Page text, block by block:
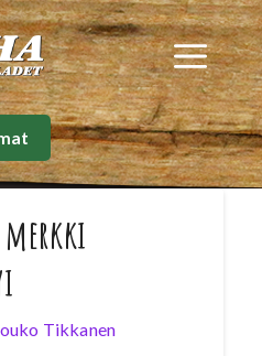
Tikkanen